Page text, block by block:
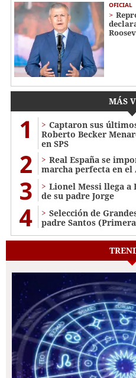
OFICIAL
MÁS
1
Captaron sus
Roberto Becker
en SPS
2
Real España se
marcha perfecta en
3
Lionel Messi llega
de su padre Jorge
4
Selección de
padre Santos